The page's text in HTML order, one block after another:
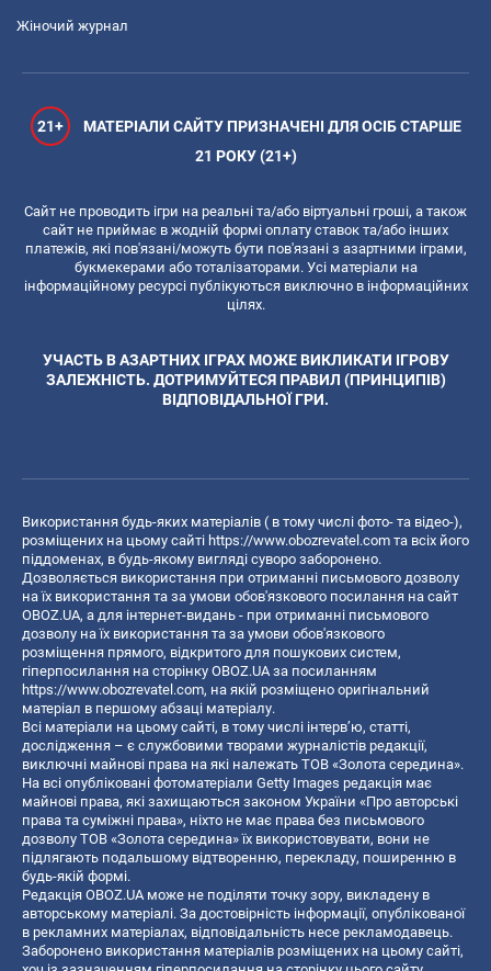
Жіночий журнал
21+
МАТЕРІАЛИ САЙТУ ПРИЗНАЧЕНІ ДЛЯ ОСІБ СТАРШЕ
21 РОКУ (21+)
Сайт не проводить ігри на реальні та/або віртуальні гроші, а також
сайт не приймає в жодній формі оплату ставок та/або інших
платежів, які пов'язані/можуть бути пов'язані з азартними іграми,
букмекерами або тоталізаторами. Усі матеріали на
інформаційному ресурсі публікуються виключно в інформаційних
цілях.
УЧАСТЬ В АЗАРТНИХ ІГРАХ МОЖЕ ВИКЛИКАТИ ІГРОВУ
ЗАЛЕЖНІСТЬ. ДОТРИМУЙТЕСЯ ПРАВИЛ (ПРИНЦИПІВ)
ВІДПОВІДАЛЬНОЇ ГРИ.
Використання будь-яких матеріалів ( в тому числі фото- та відео-),
розміщених на цьому сайті https://www.obozrevatel.com та всіх його
піддоменах, в будь-якому вигляді суворо заборонено.
Дозволяється використання при отриманні письмового дозволу
на їх використання та за умови обов'язкового посилання на сайт
OBOZ.UA, а для інтернет-видань - при отриманні письмового
дозволу на їх використання та за умови обов'язкового
розміщення прямого, відкритого для пошукових систем,
гіперпосилання на сторінку OBOZ.UA за посиланням
https://www.obozrevatel.com, на якій розміщено оригінальний
матеріал в першому абзаці матеріалу.
Всі матеріали на цьому сайті, в тому числі інтерв’ю, статті,
дослідження – є службовими творами журналістів редакції,
виключні майнові права на які належать ТОВ «Золота середина».
На всі опубліковані фотоматеріали Getty Images редакція має
майнові права, які захищаються законом України «Про авторські
права та суміжні права», ніхто не має права без письмового
дозволу ТОВ «Золота середина» їх використовувати, вони не
підлягають подальшому відтворенню, перекладу, поширенню в
будь-якій формі.
Редакція OBOZ.UA може не поділяти точку зору, викладену в
авторському матеріалі. За достовірність інформації, опублікованої
в рекламних матеріалах, відповідальність несе рекламодавець.
Заборонено використання матеріалів розміщених на цьому сайті,